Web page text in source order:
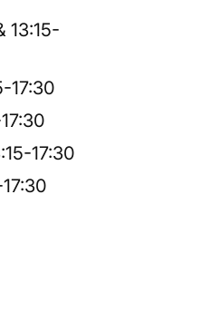
13:15-
-17:30
17:30
-17:30
17:30